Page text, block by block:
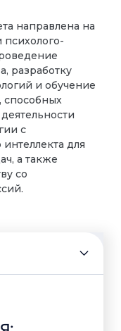
направлена на
психолого-
разработку
и обучение
способных
с
для
а также
со